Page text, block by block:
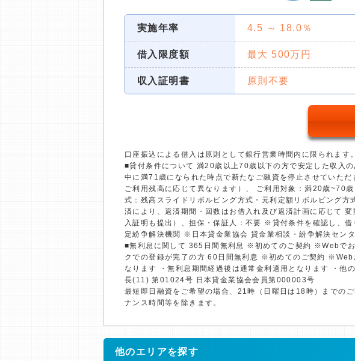
実施年率 4.5 ～ 18.0％
借入限度額 最大 500万円
収入証明書 原則不要
口座振込による借入は原則として銀行営業時間内に限られます。
■貸付条件について 満20歳以上70歳以下の方で安定した収入
中に満71歳になられた時点で新たなご融資を停止させていた
ご利用残高に応じて異なります）、 ご利用対象：満20歳~70
式：残高スライドリボルビング方式・元利定額リボルビング
済により、返済期間・回数はお借入れ及び返済計画に応じて
入証明も提出）、担保・保証人：不要 ※貸付条件を確認し、
定紛争解決機関 ※日本貸金業協会 貸金業相談・紛争解決セン
■無利息に関して 365日間無利息 ※初めてのご契約 ※Webで
クでの登録が完了の方 60日間無利息 ※初めてのご契約 ※Web
なります ・無利息期間経過後は通常金利適用となります ・他
長(11) 第01024号 日本貸金業協会会員第000003号
最短即日融資をご希望の場合、21時（日曜日は18時）までの
ナンス時間等を除きます。
他のエリアを探す